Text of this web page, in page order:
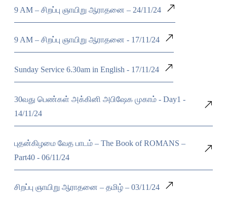
9 AM – சிறப்பு ஞாயிறு ஆராதனை – 24/11/24
9 AM – சிறப்பு ஞாயிறு ஆராதனை - 17/11/24
Sunday Service 6.30am in English - 17/11/24
30வது பெண்கள் அக்கினி அபிஷேக முகாம் - Day1 -
14/11/24
புதன்கிழமை வேத பாடம் – The Book of ROMANS –
Part40 - 06/11/24
சிறப்பு ஞாயிறு ஆராதனை – தமிழ் – 03/11/24